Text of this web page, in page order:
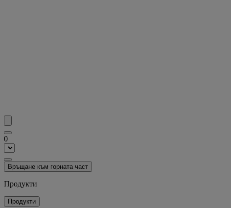
0
Връщане към горната част
Продукти
Продукти